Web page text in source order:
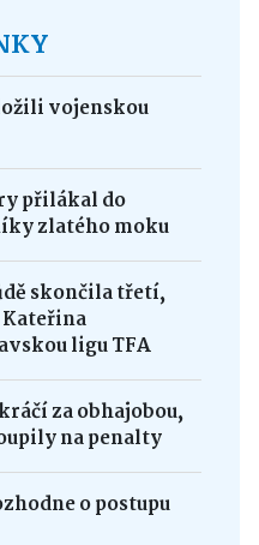
vojenskou
přilákal do
zlatého moku
skončila třetí,
ligu TFA
za obhajobou,
na penalty
o postupu